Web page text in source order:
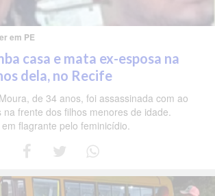
em PE
casa e mata ex-esposa na
dela, no Recife
de 34 anos, foi assassinada com ao
na frente dos filhos menores de idade.
flagrante pelo feminicídio.